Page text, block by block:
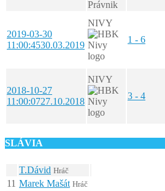
2019-03-30
11:00:4530.03.2019
NIVY
1 - 6
2018-10-27
11:00:0727.10.2018
NIVY
3 - 4
SLÁVIA
T.Dávid Hráč
11 Marek Mašát Hráč